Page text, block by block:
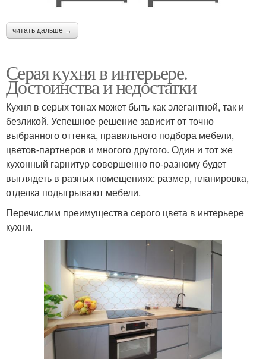
читать дальше →
Серая кухня в интерьере.
Достоинства и недостатки
Кухня в серых тонах может быть как элегантной, так и
безликой. Успешное решение зависит от точно
выбранного оттенка, правильного подбора мебели,
цветов-партнеров и многого другого. Один и тот же
кухонный гарнитур совершенно по-разному будет
выглядеть в разных помещениях: размер, планировка,
отделка подыгрывают мебели.
Перечислим преимущества серого цвета в интерьере
кухни.